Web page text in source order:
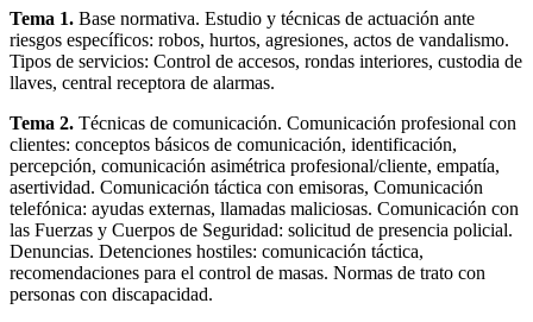
Tema 1. Base normativa. Estudio y técnicas de actuación ante
riesgos específicos: robos, hurtos, agresiones, actos de vandalismo.
Tipos de servicios: Control de accesos, rondas interiores, custodia de
llaves, central receptora de alarmas.
Tema 2. Técnicas de comunicación. Comunicación profesional con
clientes: conceptos básicos de comunicación, identificación,
percepción, comunicación asimétrica profesional/cliente, empatía,
asertividad. Comunicación táctica con emisoras, Comunicación
telefónica: ayudas externas, llamadas maliciosas. Comunicación con
las Fuerzas y Cuerpos de Seguridad: solicitud de presencia policial.
Denuncias. Detenciones hostiles: comunicación táctica,
recomendaciones para el control de masas. Normas de trato con
personas con discapacidad.